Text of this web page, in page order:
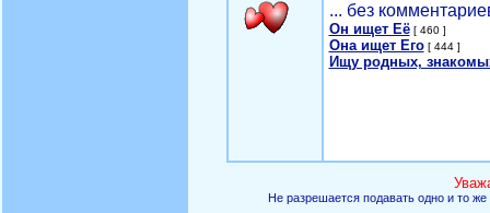
... без
Он ищет Её[ 460 ]
Она ищет Его[ 444 ]
Ищу родных,
Не разрешается подавать одно и то